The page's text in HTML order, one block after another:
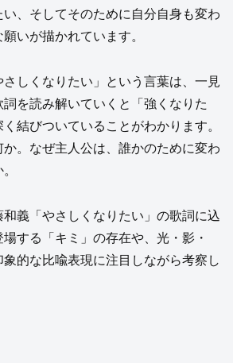
、そしてそのために自分自身も変わ
いが描かれています。
しくなりたい」という言葉は、一見
を読み解いていくと「強くなりた
結びついていることがわかります。
。なぜ主人公は、誰かのために変わ
義「やさしくなりたい」の歌詞に込
する「キミ」の存在や、光・影・
的な比喩表現に注目しながら考察し